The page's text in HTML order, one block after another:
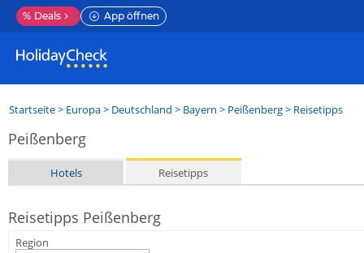
% Deals App öffnen
Startseite> Europa> Deutschland > Bayern > Peißenberg> Reisetipps
Peißenberg
Hotels Reisetipps
Reisetipps Peißenberg
Region